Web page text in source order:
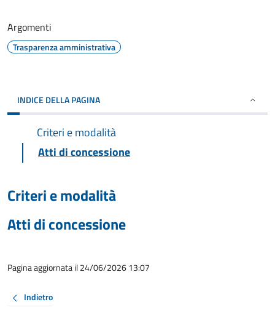
Argomenti
Trasparenza amministrativa
INDICE DELLA PAGINA
Criteri e modalità
Atti di concessione
Criteri e modalità
Atti di concessione
Pagina aggiornata il 24/06/2026 13:07
Indietro